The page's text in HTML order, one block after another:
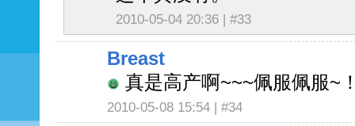
2010-05-04 20:36 | #33
Breast
真是高产啊~~~佩服佩服~
2010-05-08 15:54 | #34